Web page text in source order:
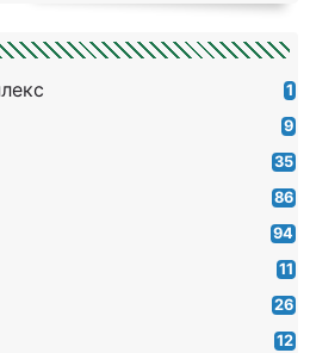
1
9
35
86
94
11
26
12